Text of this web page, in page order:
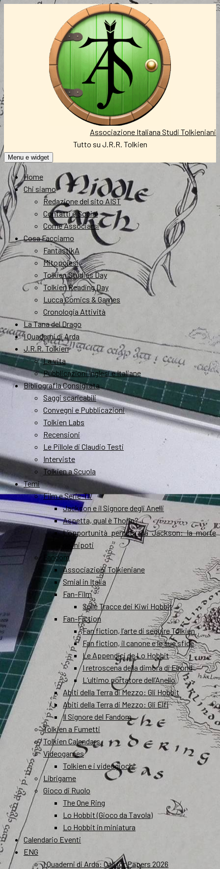
Associazione Italiana Studi Tolkieniani
Tutto su J.R.R. Tolkien
Menu e widget
Home
Chi siamo
Redazione del sito AIST
Contatti e Social
Come Associarsi
Cosa Facciamo
FantastikA
Mitopoiesi
Tolkien Studies Day
Tolkien Reading Day
Lucca Comics & Games
Cronologia Attività
La Tana del Drago
I Quaderni di Arda
J.R.R. Tolkien
La vita
Pubblicazioni Inglesi e Italiane
Bibliografia Consigliata
Saggi scaricabili
Convegni e Pubblicazioni
Tolkien Labs
Recensioni
Le Pillole di Claudio Testi
Interviste
Tolkien a Scuola
Temi
Film e Serie-TV
Jackson e il Signore degli Anelli
Aspetta, qual è Thorin?
L’opportunità perduta da Jackson: la morte
dei nipoti
Fandom
Associazioni Tolkieniane
Smial in Italia
Fan-Film
Sulle Tracce dei Kiwi Hobbit
Fan-Fiction
Fan fiction, l’arte di seguire Tolkien
Fan fiction, il canone e le sue sfide
Le Appendici de Lo Hobbit
I retroscena della dimora di Elrond
L’ultimo portatore dell’Anello
Abiti della Terra di Mezzo: Gli Hobbit
Abiti della Terra di Mezzo: Gli Elfi
Il Signore del Fandom
Tolkien a Fumetti
Tolkien Calendars
Videogames
Tolkien e i videogiochi
Librigame
Gioco di Ruolo
The One Ring
Lo Hobbit (Gioco da Tavola)
Lo Hobbit in miniatura
Calendario Eventi
ENG
I Quaderni di Arda: Call for Papers 2026